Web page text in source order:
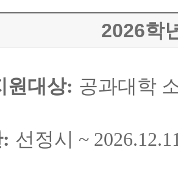
2026학
원대상: 공과대학
: 선정시 ~